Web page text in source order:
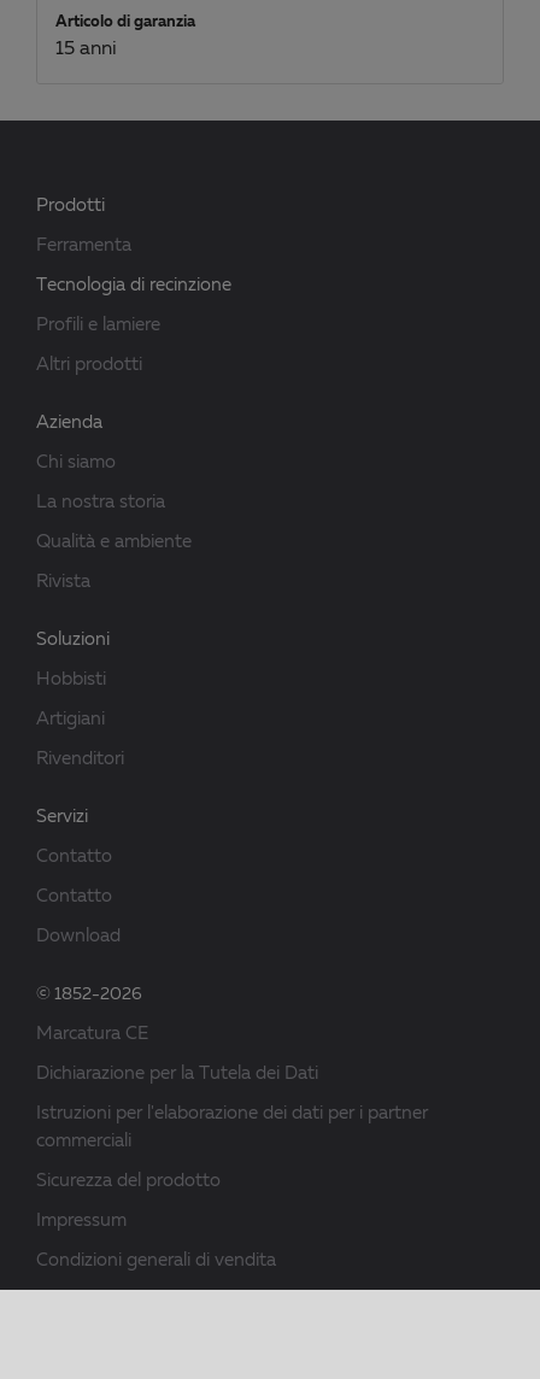
Articolo di garanzia
15 anni
Prodotti
Ferramenta
Tecnologia di recinzione
Profili e lamiere
Altri prodotti
Azienda
Chi siamo
La nostra storia
Qualità e ambiente
Rivista
Soluzioni
Hobbisti
Artigiani
Rivenditori
Servizi
Contatto
Contatto
Download
© 1852-2026
Marcatura CE
Dichiarazione per la Tutela dei Dati
Istruzioni per l'elaborazione dei dati per i partner
commerciali
Sicurezza del prodotto
Impressum
Condizioni generali di vendita